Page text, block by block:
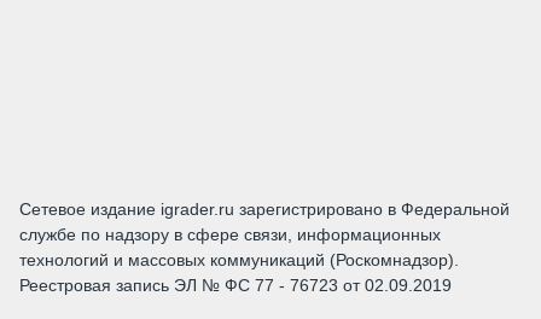
Сетевое издание igrader.ru зарегистрировано в Федеральной
службе по надзору в сфере связи, информационных
технологий и массовых коммуникаций (Роскомнадзор).
Реестровая запись ЭЛ № ФС 77 - 76723 от 02.09.2019